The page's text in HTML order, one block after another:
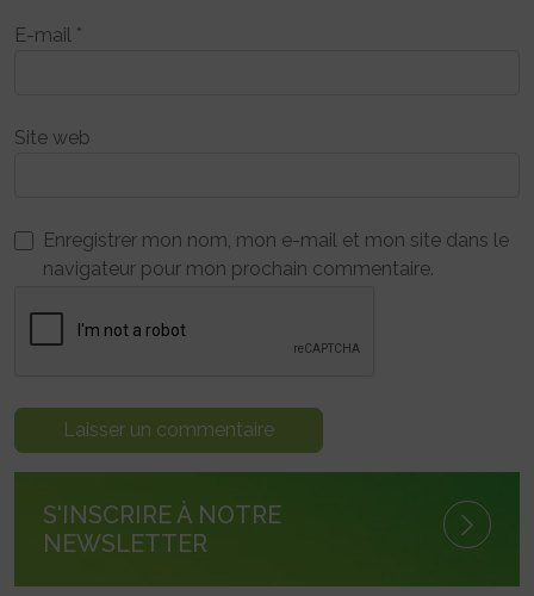
E-mail *
Site web
Enregistrer mon nom, mon e-mail et mon site dans le
navigateur pour mon prochain commentaire.
S'INSCRIRE À NOTRE
NEWSLETTER